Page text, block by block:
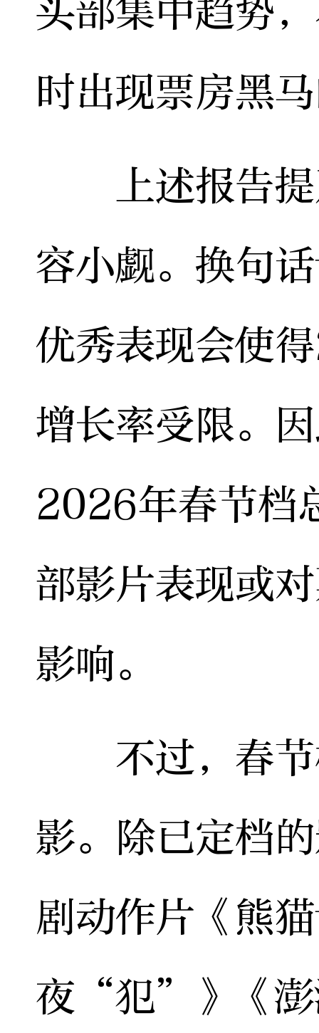
头部集中趋势
时出现票房黑
上述报告提
容小觑。换句
优秀表现会使
增长率受限。
2026年春节档
部影片表现或
影响。
不过，春节
影。除已定档
剧动作片《熊
夜“犯”》《澎